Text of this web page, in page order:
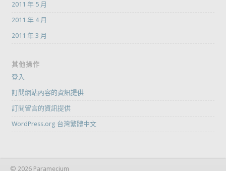
2011 年 5 月
2011 年 4 月
2011 年 3 月
其他操作
登入
訂閱網站內容的資訊提供
訂閱留言的資訊提供
WordPress.org 台灣繁體中文
© 2026 Paramecium